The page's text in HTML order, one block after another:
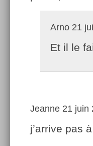
Arno 21
Et il le
Jeanne 21 juin
j’arrive pas